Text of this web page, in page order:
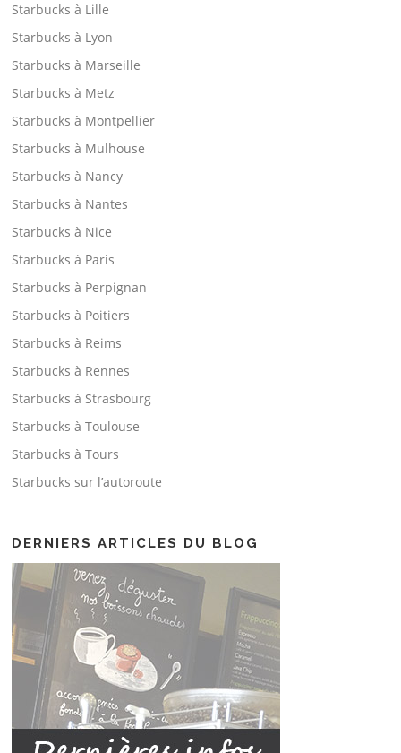
Starbucks à Lille
Starbucks à Lyon
Starbucks à Marseille
Starbucks à Metz
Starbucks à Montpellier
Starbucks à Mulhouse
Starbucks à Nancy
Starbucks à Nantes
Starbucks à Nice
Starbucks à Paris
Starbucks à Perpignan
Starbucks à Poitiers
Starbucks à Reims
Starbucks à Rennes
Starbucks à Strasbourg
Starbucks à Toulouse
Starbucks à Tours
Starbucks sur l’autoroute
DERNIERS ARTICLES DU BLOG